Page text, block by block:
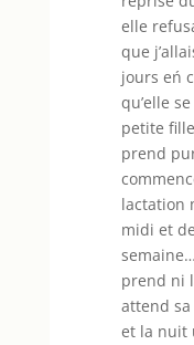
elle
que
jours eń
qu’elle
petite
prend
lactation
midi et
prend ni
attend
et la nuit